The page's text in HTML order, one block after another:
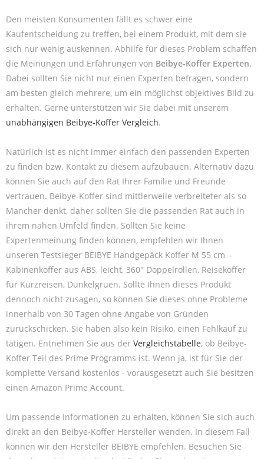
Den meisten Konsumenten fällt es schwer eine
Kaufentscheidung zu treffen, bei einem Produkt, mit dem sie
sich nur wenig auskennen. Abhilfe für dieses Problem schaffen
die Meinungen und Erfahrungen von Beibye-Koffer Experten.
Dabei sollten Sie nicht nur einen Experten befragen, sondern
am besten gleich mehrere, um ein möglichst objektives Bild zu
erhalten. Gerne unterstützen wir Sie dabei mit unserem
unabhängigen Beibye-Koffer Vergleich.
Natürlich ist es nicht immer einfach den passenden Experten
zu finden bzw. Kontakt zu diesem aufzubauen. Alternativ dazu
können Sie auch auf den Rat Ihrer Familie und Freunde
vertrauen. Beibye-Koffer sind mittlerweile verbreiteter als so
Mancher denkt, daher sollten Sie die passenden Rat auch in
ihrem nahen Umfeld finden. Sollten Sie keine
Expertenmeinung finden können, empfehlen wir Ihnen
unseren Testsieger BEIBYE Handgepäck Koffer M 55 cm –
Kabinenkoffer aus ABS, leicht, 360° Doppelrollen, Reisekoffer
für Kurzreisen, Dunkelgruen. Sollte Ihnen dieses Produkt
dennoch nicht zusagen, so können Sie dieses ohne Probleme
innerhalb von 30 Tagen ohne Angabe von Gründen
zurückschicken. Sie haben also kein Risiko, einen Fehlkauf zu
tätigen. Entnehmen Sie aus der Vergleichstabelle, ob Beibye-
Koffer Teil des Prime Programms ist. Wenn ja, ist für Sie der
komplette Versand kostenlos - vorausgesetzt auch Sie besitzen
einen Amazon Prime Account.
Um passende Informationen zu erhalten, können Sie sich auch
direkt an den Beibye-Koffer Hersteller wenden. In diesem Fall
können wir den Hersteller BEIBYE empfehlen. Besuchen Sie